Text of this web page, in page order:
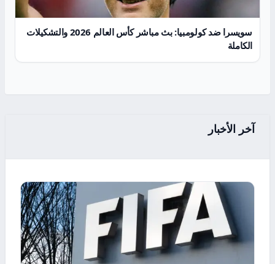
سويسرا ضد كولومبيا: بث مباشر كأس العالم 2026 والتشكيلات
الكاملة
آخر الأخبار